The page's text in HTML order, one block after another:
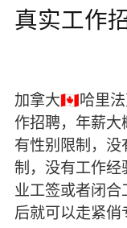
真实工作
加拿大🇨🇦哈里
作招聘，年薪
有性别限制，
制，没有工作
业工签或者闭
后就可以走紧